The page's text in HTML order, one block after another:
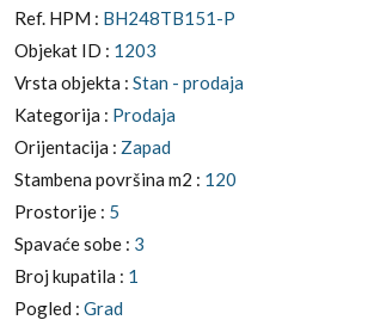
Ref. HPM : BH248TB151-P
Objekat ID : 1203
Vrsta objekta : Stan - prodaja
Kategorija : Prodaja
Orijentacija : Zapad
Stambena površina m2 : 120
Prostorije : 5
Spavaće sobe : 3
Broj kupatila : 1
Pogled : Grad